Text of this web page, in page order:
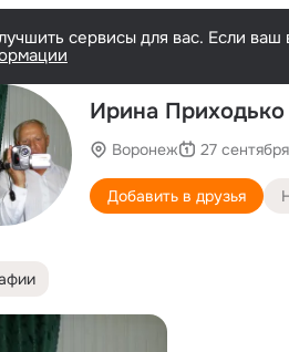
сервисы для вас. Если
Ирина
Воронеж 27
Добавить в друзья